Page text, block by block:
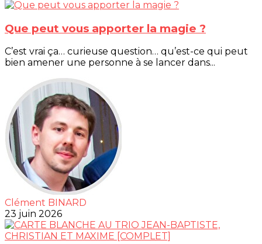
Que peut vous apporter la magie ?
C’est vrai ça… curieuse question… qu’est-ce qui peut
bien amener une personne à se lancer dans...
Clément BINARD
23 juin 2026